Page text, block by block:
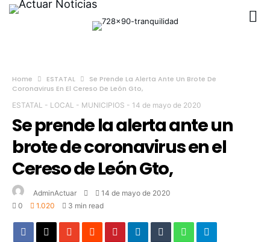
Home ESTATAL
Se Prende La Alerta Ante Un Brote De
Coronavirus En El Cereso De León Gto,
ESTATAL - LOCAL - MUNICIPIOS - 14 de mayo de 2020
Se prende la alerta ante un
brote de coronavirus en el
Cereso de León Gto,
AdminActuar
14 de mayo de 2020
0
1.020 3 min read